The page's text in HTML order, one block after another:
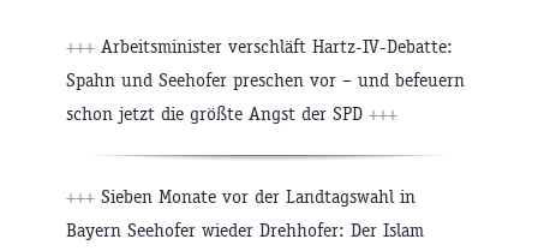
+++ Arbeitsminister verschläft Hartz-IV-Debatte:
Spahn und Seehofer preschen vor – und befeuern
schon jetzt die größte Angst der SPD +++
+++ Sieben Monate vor der Landtagswahl in
Bayern Seehofer wieder Drehhofer: Der Islam